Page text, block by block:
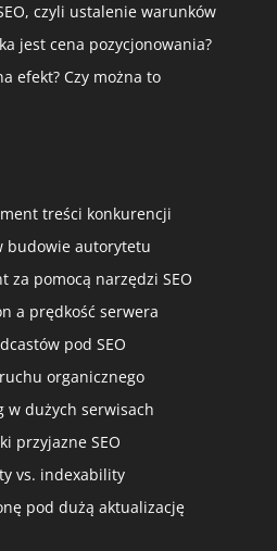
czyli ustalenie warunków
jest cena pozycjonowania?
efekt? Czy można to
treści konkurencji
budowie autorytetu
za pomocą narzędzi SEO
a prędkość serwera
pod SEO
organicznego
w dużych serwisach
przyjazne SEO
vs. indexability
pod dużą aktualizację